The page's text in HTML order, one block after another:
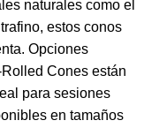
naturales como el
estos conos
Opciones
Cones están
para sesiones
en tamaños